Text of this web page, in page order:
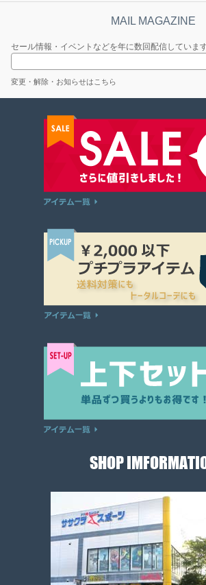
セール情報・イベントなどを年に数回配信しています
変更・解除・お知らせはこちら
SHOP